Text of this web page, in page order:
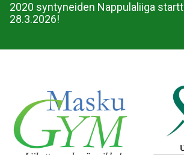
2020 syntyneiden Nappulaliiga
28.3.2026!